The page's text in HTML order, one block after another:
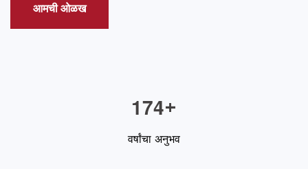
आमची ओळख
174+
वर्षांचा अनुभव